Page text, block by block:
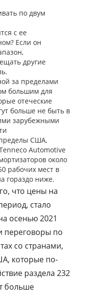
по двум
с ее
Если он
другие
за пределами
большим для
отеческие
больше не быть в
зарубежными
США,
Automotive
около
рабочих мест в
гораздо ниже.
что цены на
стало
осенью 2021
переговоры по
со странами,
которые по-
раздела 232
больше